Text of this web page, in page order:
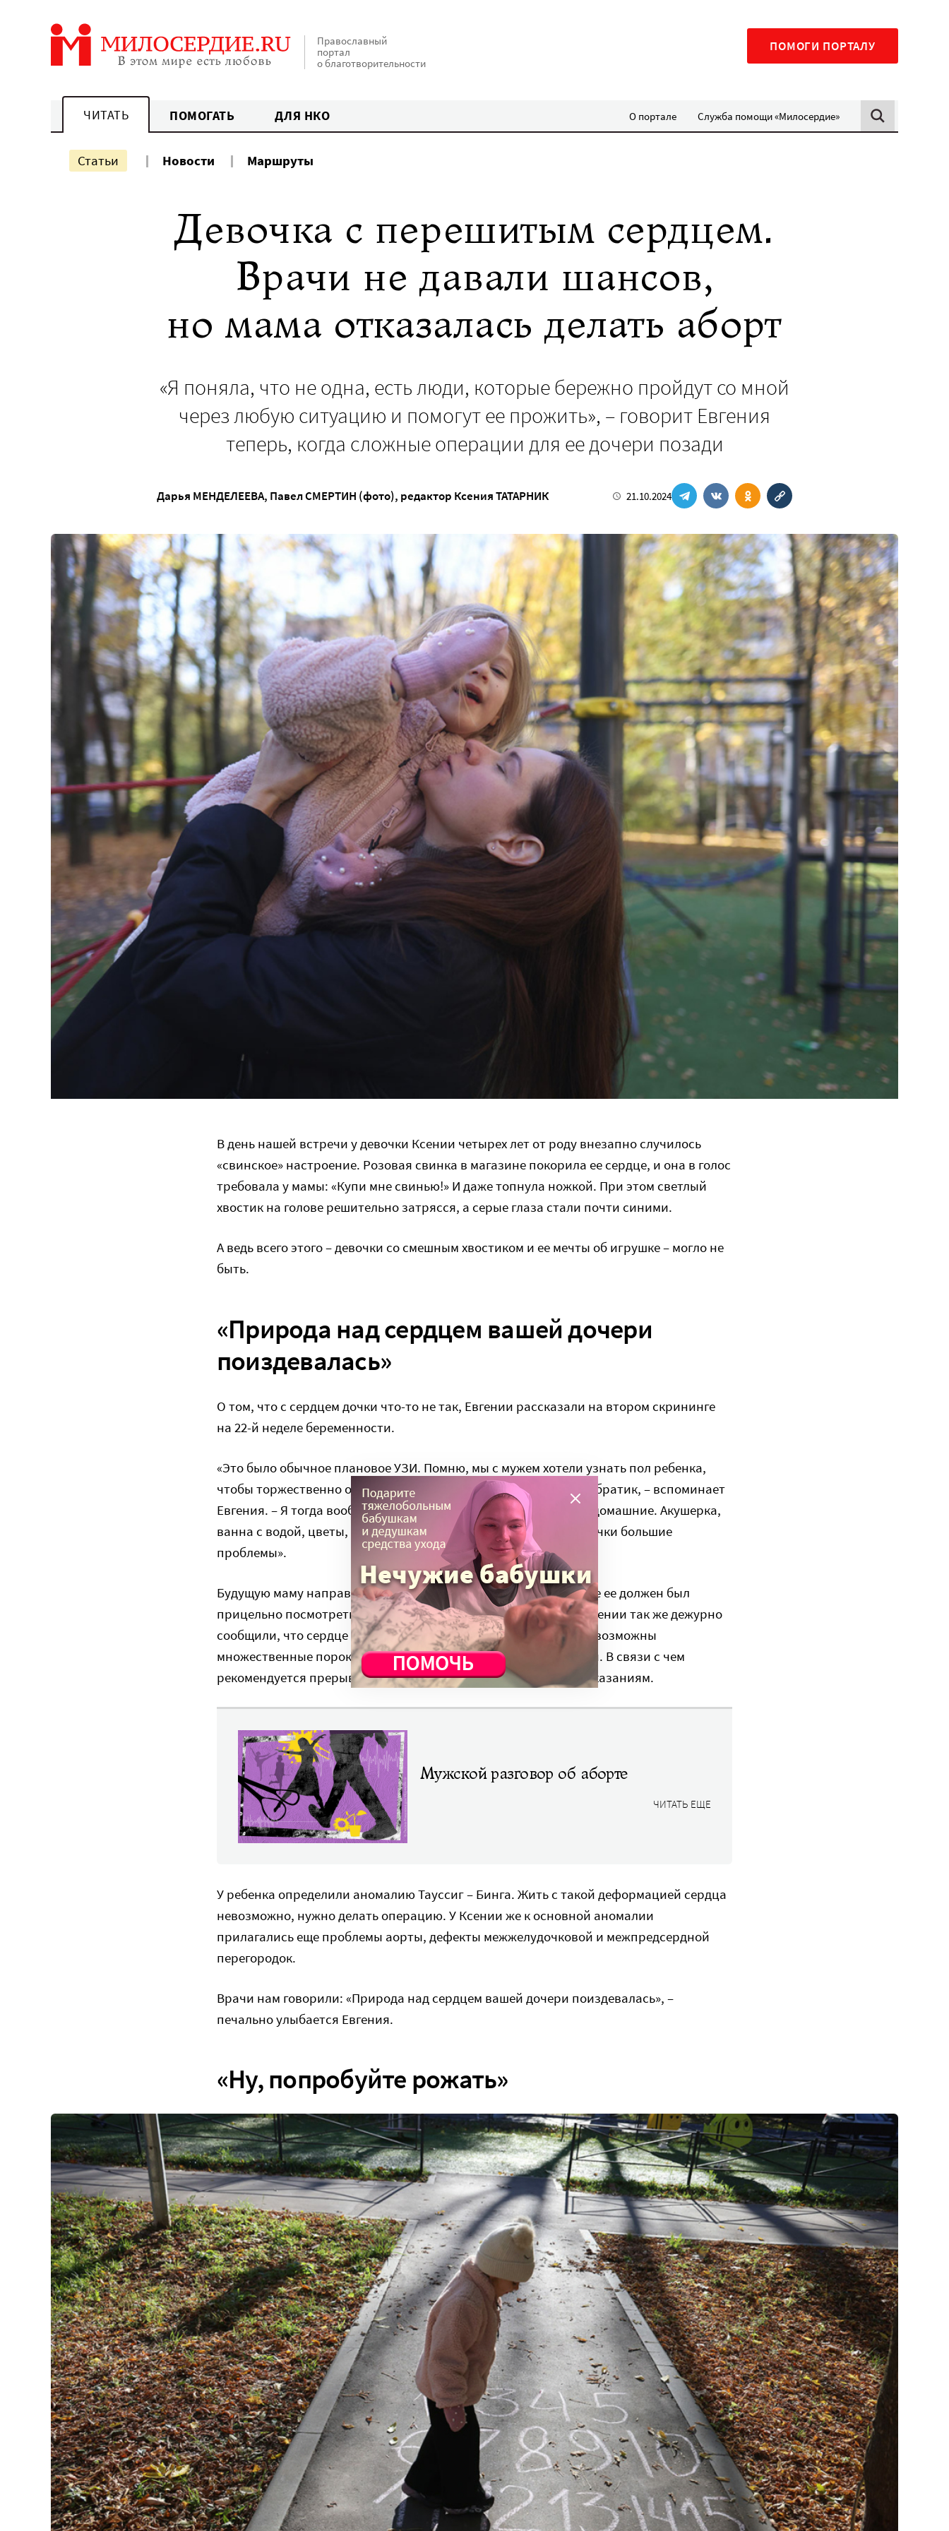
Православный
портал
о благотворительности
ПОМОГИ ПОРТАЛУ
ЧИТАТЬ ПОМОГАТЬ ДЛЯ НКО О портале Служба помощи «Милосердие»
Статьи Новости Маршруты
Девочка с перешитым сердцем.
Врачи не давали шансов,
но мама отказалась делать аборт
«Я поняла, что не одна, есть люди, которые бережно пройдут со мной
через любую ситуацию и помогут ее прожить», – говорит Евгения
теперь, когда сложные операции для ее дочери позади
Дарья МЕНДЕЛЕЕВА, Павел СМЕРТИН (фото), редактор Ксения ТАТАРНИК 21.10.2024
В день нашей встречи у девочки Ксении четырех лет от роду внезапно случилось
«свинское» настроение. Розовая свинка в магазине покорила ее сердце, и она в голос
требовала у мамы: «Купи мне свинью!» И даже топнула ножкой. При этом светлый
хвостик на голове решительно затрясся, а серые глаза стали почти синими.
А ведь всего этого – девочки со смешным хвостиком и ее мечты об игрушке – могло не
быть.
«Природа над сердцем вашей дочери
поиздевалась»
О том, что с сердцем дочки что-то не так, Евгении рассказали на втором скрининге
на 22-й неделе беременности.
«Это было обычное плановое УЗИ. Помню, мы с мужем хотели узнать пол ребенка,
чтобы торжественно объявить старшему сыну – сестренка или братик, – вспоминает
Евгения. – Я тогда вообще представляла себе вторые роды как домашние. Акушерка,
ванна с водой, цветы, свечки… И вдруг: «С сердцем вашей девочки большие
проблемы».
Будущую маму направили на повторное УЗИ в кардиоцентр, где ее должен был
прицельно посмотреть уже эксперт по порокам сердца. Там Евгении так же дежурно
сообщили, что сердце ребенка сформировалось неправильно, возможны
множественные пороки и прогноз для жизни неблагоприятный. В связи с чем
рекомендуется прерывание беременности по медицинским показаниям.
Мужской разговор об аборте
ЧИТАТЬ ЕЩЕ
У ребенка определили аномалию Тауссиг – Бинга. Жить с такой деформацией сердца
невозможно, нужно делать операцию. У Ксении же к основной аномалии
прилагались еще проблемы аорты, дефекты межжелудочковой и межпредсердной
перегородок.
Врачи нам говорили: «Природа над сердцем вашей дочери поиздевалась», –
печально улыбается Евгения.
«Ну, попробуйте рожать»